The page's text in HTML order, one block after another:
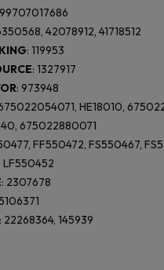
42078912, 41718512
: 119953
: 1327917
: 973948
HE18010,
675022880071
FF550472, FS550467,
LF550452
: 2307678
: 22268364, 145939